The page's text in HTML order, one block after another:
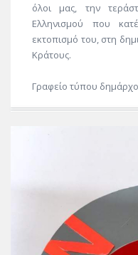
όλοι μας, την
Ελληνισμού που
εκτοπισμό του, στη
Κράτους.
Γραφείο τύπου